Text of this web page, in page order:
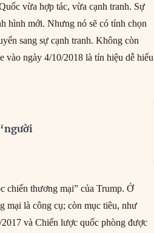
vừa hợp tác, vừa cạnh tranh. Sự
hình mới. Nhưng nó sẽ có tính chọn
sang sự cạnh tranh. Không còn
vào ngày 4/10/2018 là tín hiệu dễ hiểu
chiến thương mại” của Trump. Ở
mại là công cụ; còn mục tiêu, như
và Chiến lược quốc phòng được